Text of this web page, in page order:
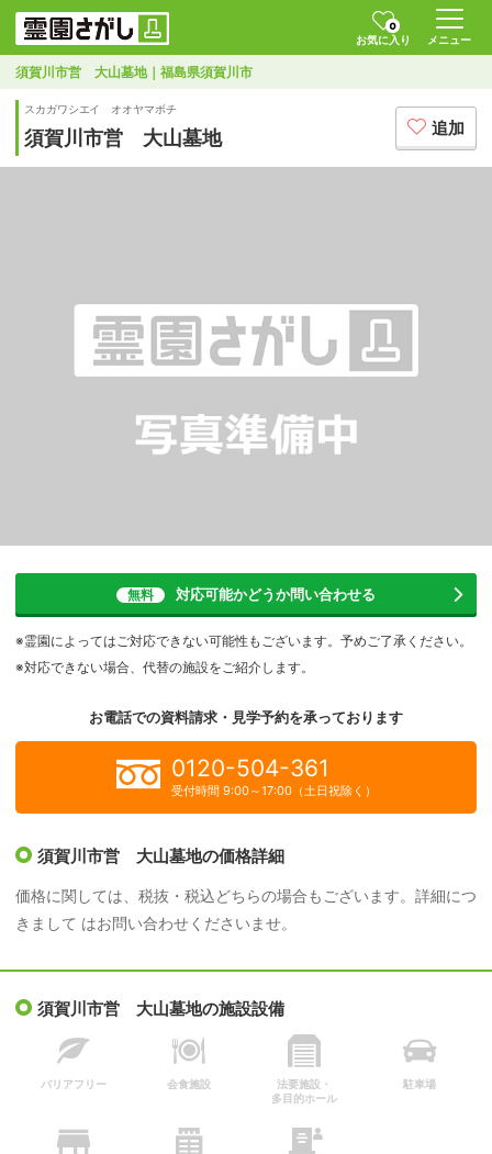
0
お気に入り
メニュー
須賀川市営 大山墓地｜福島県須賀川市
スカガワシエイ オオヤマボチ
須賀川市営 大山墓地 追加
無料 対応可能かどうか問い合わせる
※霊園によってはご対応できない可能性もございます。予めご了承ください。
※対応できない場合、代替の施設をご紹介します。
お電話での資料請求・見学予約を承っております
0120-504-361
受付時間 9:00～17:00（土日祝除く）
須賀川市営 大山墓地の価格詳細
価格に関しては、税抜・税込どちらの場合もございます。詳細につ
きまして はお問い合わせくださいませ。
須賀川市営 大山墓地の施設設備
バリアフリー 会食施設
法要施設・
多目的ホール
駐車場